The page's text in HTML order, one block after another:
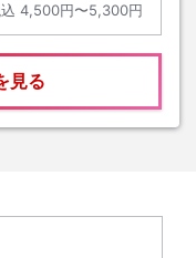
4,500円〜5,300円
見る